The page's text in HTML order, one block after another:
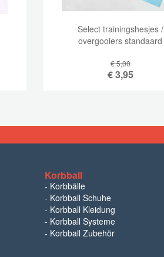
Select trainingshesjes /
overgooiers standaard
€ 5,00
€3,95
Korbball
- Korbbälle
- Korbball Schuhe
- Korbball Kleidung
- Korbball Systeme
- Korbball Zubehör